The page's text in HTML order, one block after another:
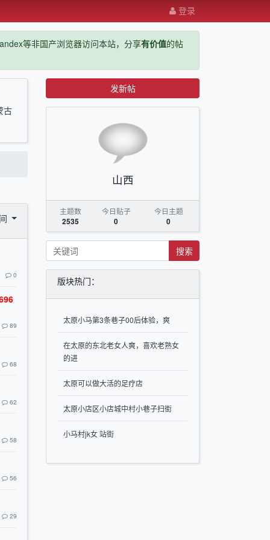
登录
等非国产浏览器访问本站，分享有价值的帖
古
0
89
68
62
58
56
29
发新帖
山西
主题数
2535
今日贴子
0
今日主题
0
搜索
版块热门：
太原小马第3条巷子00后体验，爽
在太原的东北老女人爽，喜欢老熟女
的进
太原可以做大活的足疗店
太原小店区小店城中村小巷子扫街
小马村jk女 站街